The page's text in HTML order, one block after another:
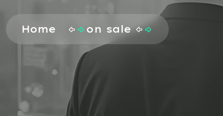
Home on sale